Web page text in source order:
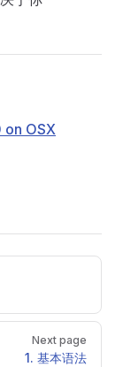
on OSX
Next page
1. 基本语法